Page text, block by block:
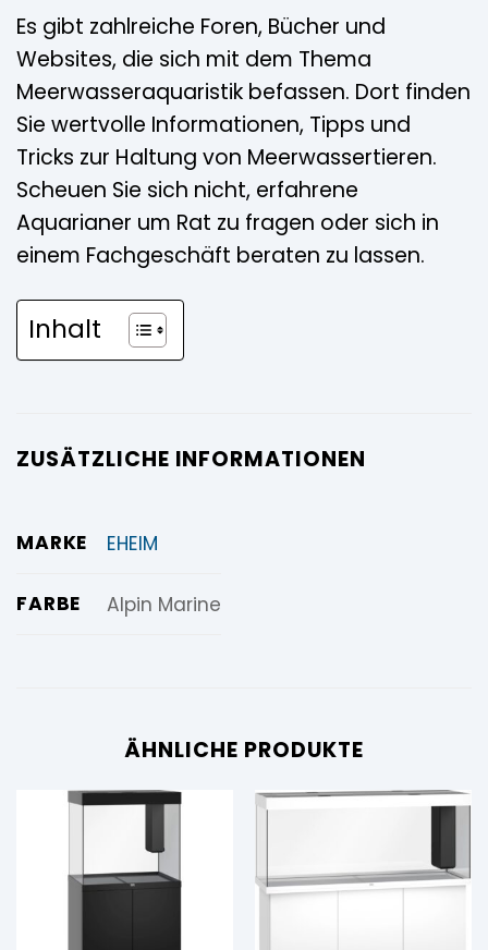
Es gibt zahlreiche Foren, Bücher und
Websites, die sich mit dem Thema
Meerwasseraquaristik befassen. Dort finden
Sie wertvolle Informationen, Tipps und
Tricks zur Haltung von Meerwassertieren.
Scheuen Sie sich nicht, erfahrene
Aquarianer um Rat zu fragen oder sich in
einem Fachgeschäft beraten zu lassen.
Inhalt
ZUSÄTZLICHE INFORMATIONEN
MARKE EHEIM
FARBE Alpin Marine
ÄHNLICHE PRODUKTE